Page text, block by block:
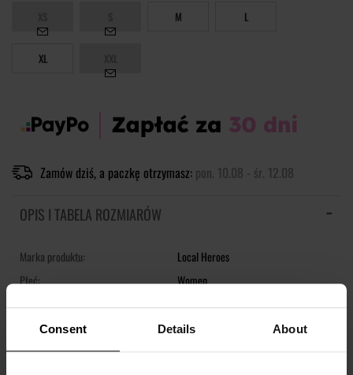
Consent Details About
M L
XL
Zamów dziś, a paczkę otrzymasz: pon. 10.08 - śr. 12.08
OPIS I TABELA ROZMIARÓW
Marka produktu:
Local Heroes
Płeć:
Women
Kolor produktu:
Fioletowy
Materiał:
100% Bawełna